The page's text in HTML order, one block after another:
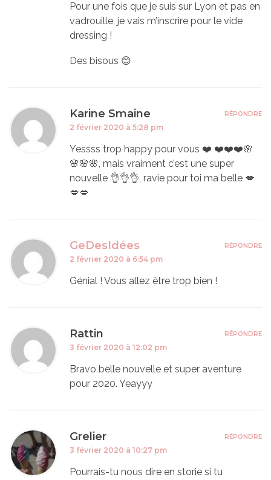
Pour une fois que je suis sur Lyon et pas en
vadrouille, je vais m’inscrire pour le vide
dressing !
Des bisous 😊
Karine Smaine
2 février 2020 à 5:28 pm
Yessss trop happy pour vous ❤️ ❤️❤️❤️🌸
🌸🌸🌸, mais vraiment c’est une super
nouvelle 👌👌👌, ravie pour toi ma belle 💋
💋💋
RÉPONDRE
GeDesIdées
2 février 2020 à 6:54 pm
Génial ! Vous allez être trop bien !
RÉPONDRE
Rattin
3 février 2020 à 12:02 pm
Bravo belle nouvelle et super aventure
pour 2020. Yeayyy
RÉPONDRE
Grelier
3 février 2020 à 10:27 pm
Pourrais-tu nous dire en storie si tu
RÉPONDRE